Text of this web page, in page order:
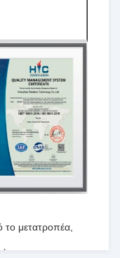
μετατροπέα
,